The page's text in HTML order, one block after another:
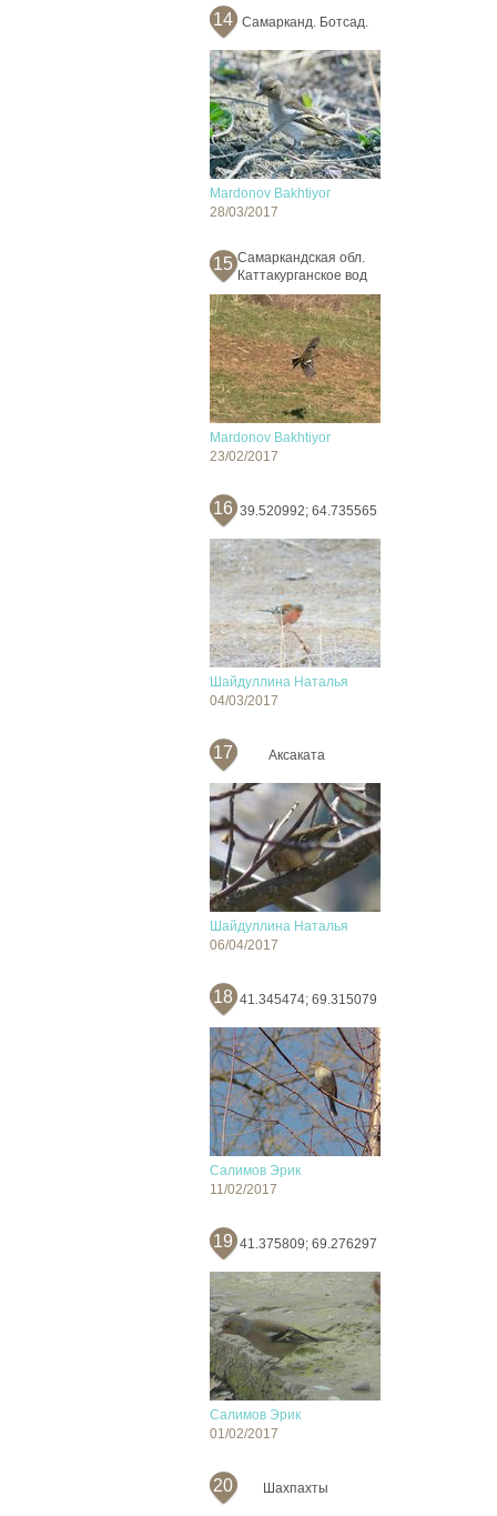
14 Самарканд. Ботсад.
Mardonov Bakhtiyor
28/03/2017
15 Самаркандская обл.
Каттакурганское вод
Mardonov Bakhtiyor
23/02/2017
16 39.520992; 64.735565
Шайдуллина Наталья
04/03/2017
17 Аксаката
Шайдуллина Наталья
06/04/2017
18 41.345474; 69.315079
Салимов Эрик
11/02/2017
19 41.375809; 69.276297
Салимов Эрик
01/02/2017
20 Шахпахты